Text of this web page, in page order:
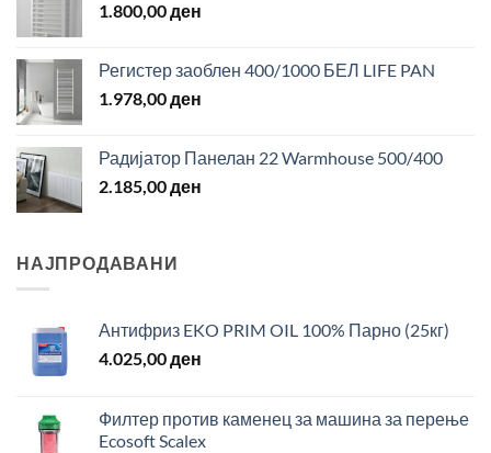
1.800,00ден
Регистер заоблен 400/1000 БЕЛ LIFE PAN
1.978,00ден
Радијатор Панелан 22 Warmhouse 500/400
2.185,00ден
НАЈПРОДАВАНИ
Антифриз EKO PRIM OIL 100% Парно (25кг)
4.025,00ден
Филтер против каменец за машина за перење
Ecosoft Scalex